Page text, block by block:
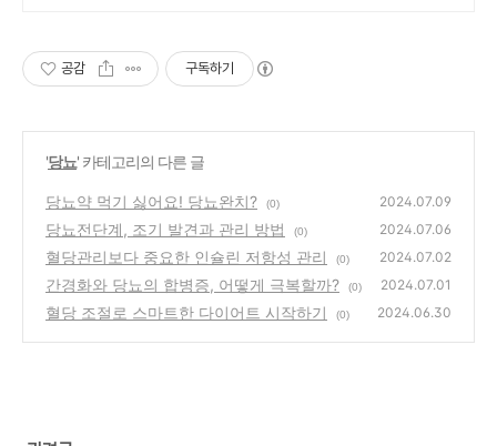
공감 구독하기
'당뇨' 카테고리의 다른 글
당뇨약 먹기 싫어요! 당뇨완치? (0) 2024.07.09
당뇨전단계, 조기 발견과 관리 방법 (0) 2024.07.06
혈당관리보다 중요한 인슐린 저항성 관리 (0) 2024.07.02
간경화와 당뇨의 합병증, 어떻게 극복할까? (0) 2024.07.01
혈당 조절로 스마트한 다이어트 시작하기 (0) 2024.06.30